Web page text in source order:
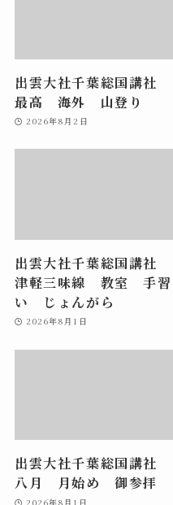
出雲大社千葉総国講社
最高 海外 山登り
2026年8月2日
出雲大社千葉総国講社
津軽三味線 教室 手習
い じょんがら
2026年8月1日
出雲大社千葉総国講社
八月 月始め 御参拝
2026年8月1日